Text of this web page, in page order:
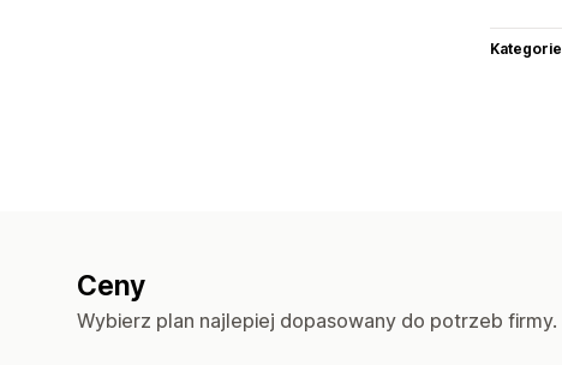
Kategorie
Ceny
Wybierz plan najlepiej dopasowany do potrzeb firmy.